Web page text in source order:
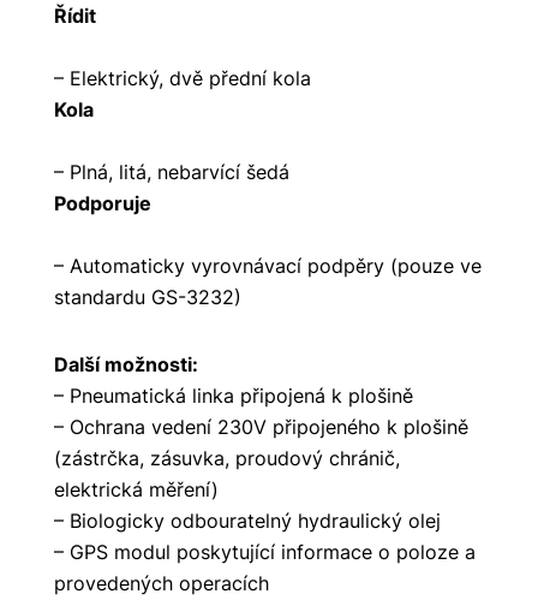
Řídit
– Elektrický, dvě přední kola
Kola
– Plná, litá, nebarvící šedá
Podporuje
– Automaticky vyrovnávací podpěry (pouze ve
standardu GS-3232)
Další možnosti:
– Pneumatická linka připojená k plošině
– Ochrana vedení 230V připojeného k plošině
(zástrčka, zásuvka, proudový chránič,
elektrická měření)
– Biologicky odbouratelný hydraulický olej
– GPS modul poskytující informace o poloze a
provedených operacích